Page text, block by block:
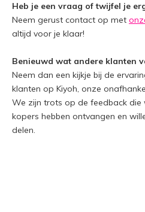
Heb je een vraag of twijfel je
Neem gerust contact op met
altijd voor je klaar!
Benieuwd wat andere klanten
Neem dan een kijkje bij de
klanten op Kiyoh, onze
We zijn trots op de feedback die
kopers hebben ontvangen en
delen.